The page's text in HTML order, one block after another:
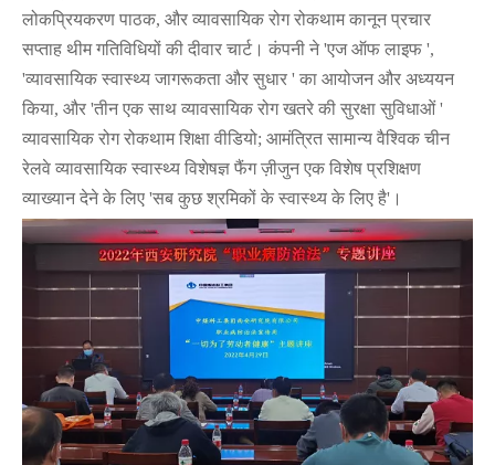
लोकप्रियकरण पाठक, और व्यावसायिक रोग रोकथाम कानून प्रचार
सप्ताह थीम गतिविधियों की दीवार चार्ट। कंपनी ने 'एज ऑफ लाइफ ',
'व्यावसायिक स्वास्थ्य जागरूकता और सुधार ' का आयोजन और अध्ययन
किया, और 'तीन एक साथ व्यावसायिक रोग खतरे की सुरक्षा सुविधाओं '
व्यावसायिक रोग रोकथाम शिक्षा वीडियो; आमंत्रित सामान्य वैश्विक चीन
रेलवे व्यावसायिक स्वास्थ्य विशेषज्ञ फैंग ज़ीजुन एक विशेष प्रशिक्षण
व्याख्यान देने के लिए 'सब कुछ श्रमिकों के स्वास्थ्य के लिए है'।